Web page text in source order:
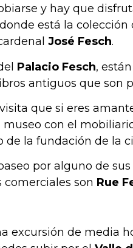
y hay que
está la
José Fesch.
Palacio Fesch,
antiguos que son
que si eres
museo con el
de la fundación de la
por alguno de
comerciales son Rue
excursión de media